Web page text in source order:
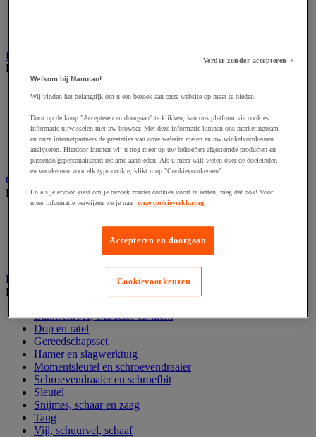
Elektrische toebehoren en verlichting
Bekijk de hele productgroep
Accessoires voor elektrisch schakelpaneel
Elektrische kabel
Elektrische uitrusting
Verlengsnoer, stekkerdoos en kapelhaspel
Wandcontactdoos en schakelaar
Gereedschap opbergen
Bekijk de hele productgroep
Gereedschapskist en opbergtas
Gereedschapskoffer en versterkte kist
Verrijdbare werktafel
Handgereedschap
Bekijk de hele productgroep
Bankschroef, extractor en klem
Dop en ratel
Gereedschapsset
Hamer en slagwerktuig
Momentsleutel en schroevendraaier
Schroevendraaier en schroefbit
Sleutel
Snijmes, schaar en zaag
Tang
Vijl, schuurvel, schaaf
Verder zonder accepteren >
Welkom bij Manutan!
Wij vinden het belangrijk om u een bezoek aan onze website op maat te bieden!
Door op de knop "Accepteren en doorgaan" te klikken, kan ons platform via cookies
informatie uitwisselen met uw browser. Met deze informatie kunnen ons marketingteam
en onze internetpartners de prestaties van onze website meten en uw winkelvoorkeuren
analyseren. Hierdoor kunnen wij u nog meer op uw behoeften afgestemde producten en
passende/gepersonaliseerd reclame aanbieden. Als u meer wilt weten over de doeleinden
en voorkeuren voor elk type cookie, klikt u op "Cookievoorkeuren".
En als je ervoor kiest om je bezoek zonder cookies voort te zetten, mag dat ook! Voor
meer informatie verwijzen we je naar onze cookieverklaring.
Accepteren en doorgaan
Cookievoorkeuren